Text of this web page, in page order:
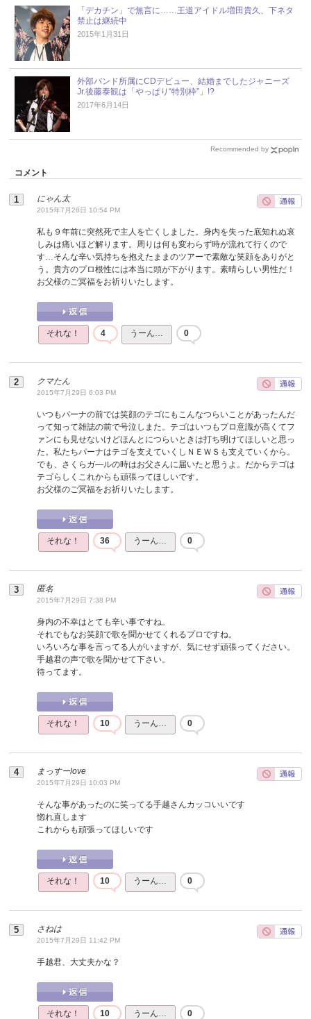
「デカチン」で無言に……王道アイドル増田貴久、下ネタ
禁止は継続中
2015年1月31日
外部バンド所属にCDデビュー、結婚までしたジャニーズ
Jr.後藤泰観は「やっぱり“特別枠”」!?
2017年6月14日
Recommended by
コメント
にゃん太
2015年7月28日 10:54 PM
私も９年前に突然死で主人を亡くしました。身内を失った底知れぬ哀
しみは痛いほど解ります。周りは何も変わらず時が流れて行くので
す…そんな辛い気持ちを抱えたままのツアーで素敵な笑顔をありがと
う。貴方のプロ根性には本当に頭が下がります。素晴らしい男性だ！
お父様のご冥福をお祈りいたします。
それな！ 4 うーん… 0
クマたん
2015年7月29日 6:03 PM
いつもパーナの前では笑顔のテゴにもこんなつらいことがあったんだ
って知って雑誌の前で号泣しまた。テゴはいつもプロ意識が高くてフ
ァンにも見せないけどほんとにつらいときは打ち明けてほしいと思っ
た。私たちパーナはテゴを支えていくしＮＥＷＳも支えていくから。
でも、さくらガ―ルの時はお父さんに届いたと思うよ。だからテゴは
テゴらしくこれからも頑張ってほしいです。
お父様のご冥福をお祈りいたします。
それな！ 36 うーん… 0
匿名
2015年7月29日 7:38 PM
身内の不幸はとても辛い事ですね。
それでもなお笑顔で歌を聞かせてくれるプロですね。
いろいろな事を言ってる人がいますが、気にせず頑張ってください。
手越君の声で歌を聞かせて下さい。
待ってます。
それな！ 10 うーん… 0
まっすーlove
2015年7月29日 10:03 PM
そんな事があったのに笑ってる手越さんカッコいいです
惚れ直します
これからも頑張ってほしいです
それな！ 10 うーん… 0
さねは
2015年7月29日 11:42 PM
手越君、大丈夫かな？
それな！ 10 うーん… 0